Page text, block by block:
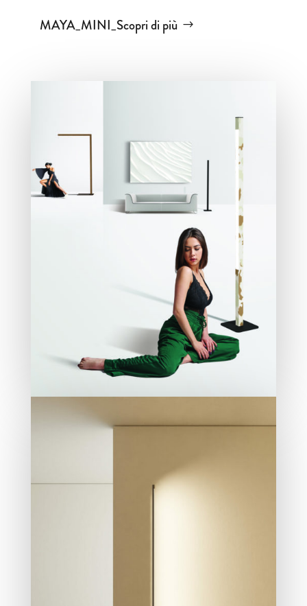
MAYA_MINI_Scopri di più